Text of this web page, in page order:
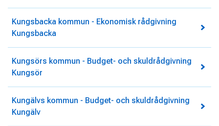
Kungsbacka kommun - Ekonomisk rådgivning
Kungsbacka
Kungsörs kommun - Budget- och skuldrådgivning
Kungsör
Kungälvs kommun - Budget- och skuldrådgivning
Kungälv